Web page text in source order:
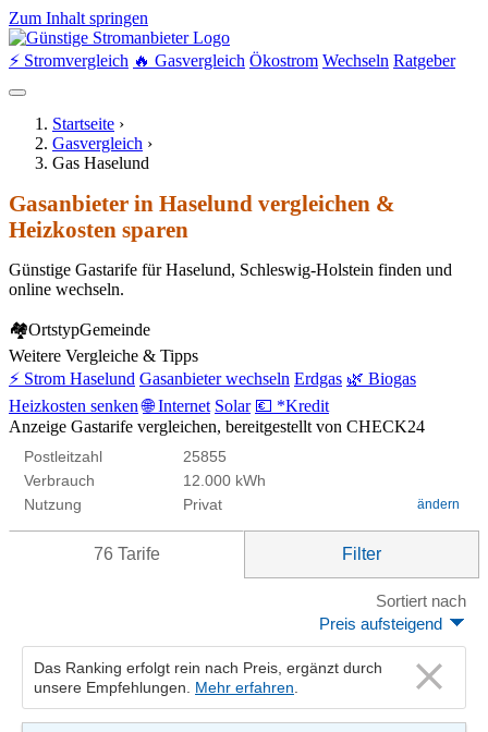
Zum Inhalt springen
⚡ Stromvergleich 🔥 Gasvergleich Ökostrom Wechseln Ratgeber
Startseite ›
Gasvergleich ›
Gas Haselund
Gasanbieter in Haselund vergleichen &
Heizkosten sparen
Günstige Gastarife für Haselund, Schleswig-Holstein finden und
online wechseln.
🏘OrtstypGemeinde
Weitere Vergleiche & Tipps
⚡ Strom Haselund Gasanbieter wechseln Erdgas 🌿 Biogas
Heizkosten senken 🌐 Internet Solar 💶 *Kredit
Anzeige Gastarife vergleichen, bereitgestellt von CHECK24